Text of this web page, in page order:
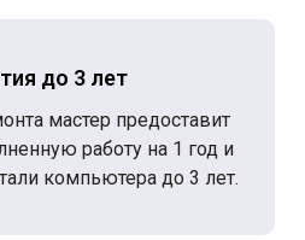
до 3 лет
мастер предоставит
работу на 1 год и
компьютера до 3 лет.